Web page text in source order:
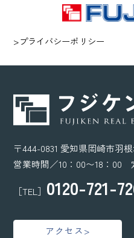
>プライバシーポリシー
〒444-0831 愛知県岡崎市羽
営業時間／10：00〜18：00
［TEL］ 0120-721-
アクセス>